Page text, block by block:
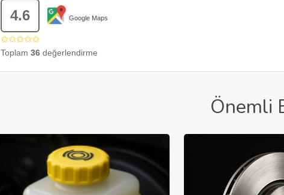
4.6 Google Maps
✩✩✩✩✩
Toplam 36değerlendirme
Önemli